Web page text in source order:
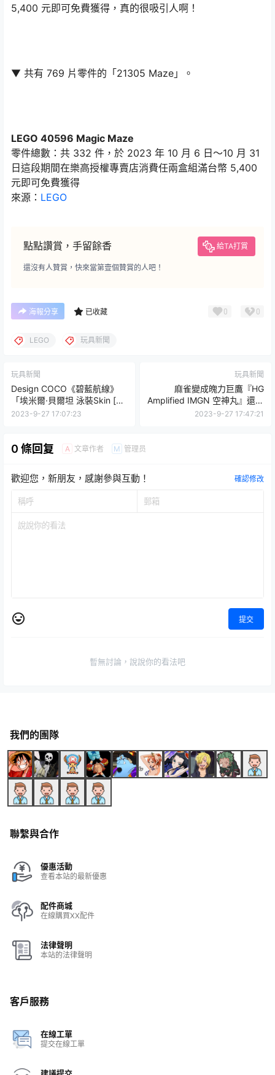
5,400 元即可免費獲得，真的很吸引人啊！
▼ 共有 769 片零件的「21305 Maze」。
LEGO 40596 Magic Maze
零件總數：共 332 件，於 2023 年 10 月 6 日～10 月 31
日這段期間在樂高授權專賣店消費任兩盒組滿台幣 5,400
元即可免費獲得
來源： LEGO
點點讚賞，手留餘香 給TA打賞
還沒有人贊賞，快來當第壹個贊賞的人吧！
海報分享 已收藏 0 0
LEGO 玩具新聞
玩具新聞
Design COCO《碧藍航線》
「埃米爾·貝爾坦 泳裝Skin [藍
色海岸] 」1/4 比例 PVC塗裝
2023-9-27 17:07:23
玩具新聞
麻雀變成魄力巨鷹『HG
Amplified IMGN 空神丸』還能
與龍神丸合體為飛行形態！
2023-9-27 17:47:21
0 條回复 A 文章作者 M 管理员
歡迎您，新朋友，感謝參與互動！ 確認修改
提交
暫無討論，說說你的看法吧
我們的團隊
聯繫與合作
優惠活動
查看本站的最新優惠
配件商城
在線購買XX配件
法律聲明
本站的法律聲明
客戶服務
在線工單
提交在線工單